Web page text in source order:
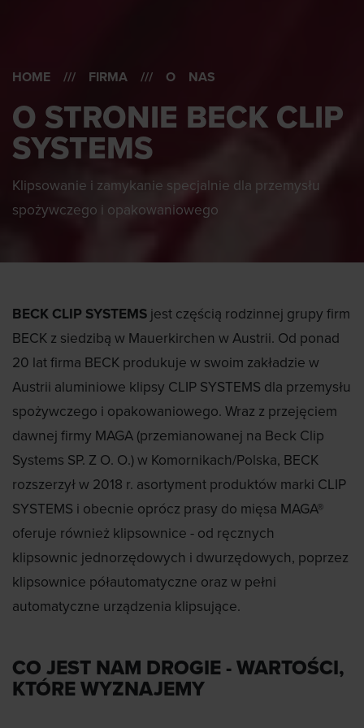
HOME /// FIRMA /// O NAS
O STRONIE BECK CLIP
SYSTEMS
Klipsowanie i zamykanie specjalnie dla przemysłu
spożywczego i opakowaniowego
BECK CLIP SYSTEMS jest częścią rodzinnej grupy firm
BECK z siedzibą w Mauerkirchen w Austrii. Od ponad
20 lat firma BECK produkuje w swoim zakładzie w
Austrii aluminiowe klipsy CLIP SYSTEMS dla przemysłu
spożywczego i opakowaniowego. Wraz z przejęciem
dawnej firmy MAGA (przemianowanej na Beck Clip
Systems SP. Z O. O.) w Komornikach/Polska, BECK
rozszerzył w 2018 r. asortyment produktów marki CLIP
SYSTEMS i obecnie oprócz prasy do mięsa MAGA®
oferuje również klipsownice - od ręcznych
klipsownic jednorzędowych i dwurzędowych, poprzez
klipsownice półautomatyczne oraz w pełni
automatyczne urządzenia klipsujące.
CO JEST NAM DROGIE - WARTOŚCI,
KTÓRE WYZNAJEMY